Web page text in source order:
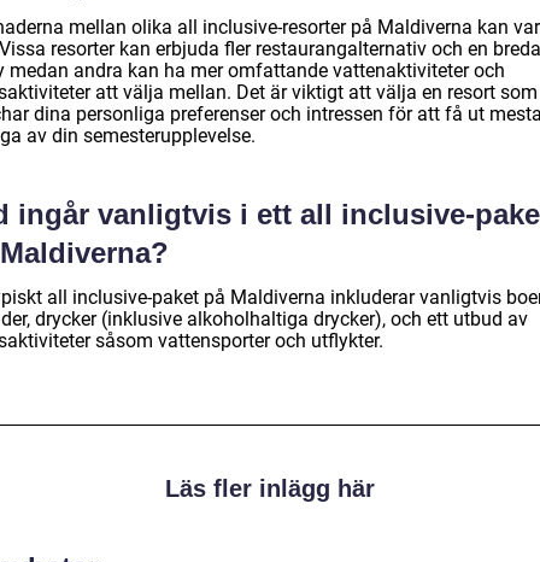
mellan olika all inclusive-resorter på Maldiverna kan
resorter kan erbjuda fler restaurangalternativ och en
medan andra kan ha mer omfattande vattenaktiviteter och
att välja mellan. Det är viktigt att välja en resort som
dina personliga preferenser och intressen för att få ut
av din semesterupplevelse.
ingår vanligtvis i ett all inclusive-
all inclusive-paket på Maldiverna inkluderar vanligtvis
drycker (inklusive alkoholhaltiga drycker), och ett utbud av
såsom vattensporter och utflykter.
Läs fler inlägg här